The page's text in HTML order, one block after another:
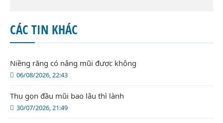
CÁC TIN KHÁC
06/08/2026, 22:43
Niềng răng có nâng mũi được không
30/07/2026, 21:49
Thu gọn đầu mũi bao lâu thì lành